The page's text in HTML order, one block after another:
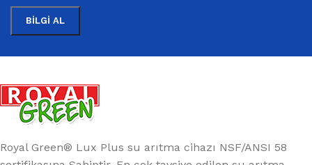
Royal Green® Lux Plus su arıtma cihazı NSF/ANSI 58